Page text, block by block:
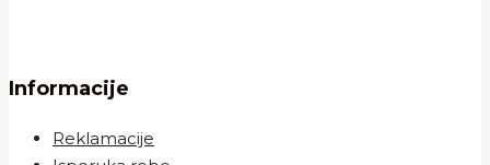
Informacije
Reklamacije